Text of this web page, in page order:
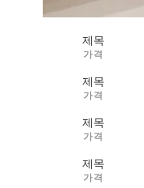
제목
가격
제목
가격
제목
가격
제목
가격